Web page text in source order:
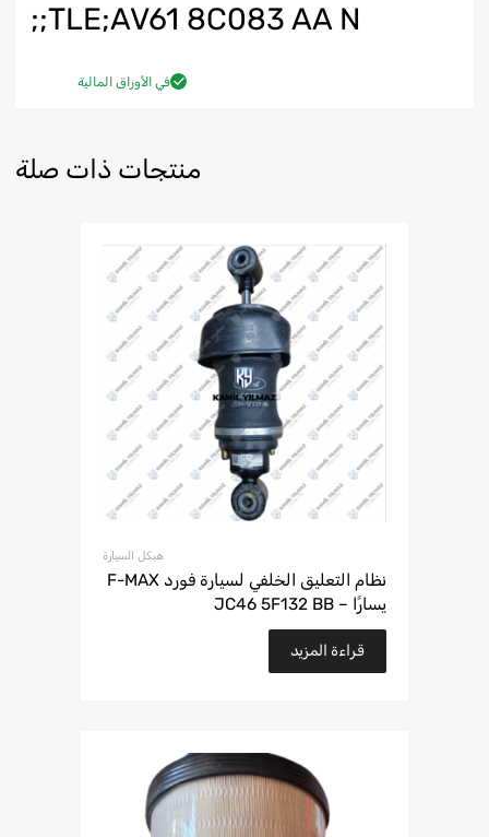
TLE;AV61 8C083 AA N;;
في الأوراق المالية
منتجات ذات صلة
هيكل السيارة
نظام التعليق الخلفي لسيارة فورد F-MAX
يسارًا – JC46 5F132 BB
قراءة المزيد